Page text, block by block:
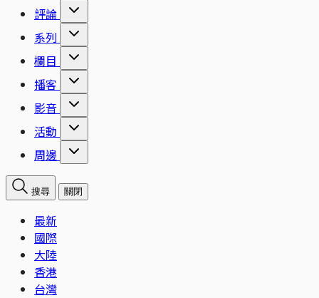
評論
系列
欄目
播客
影音
活動
周邊
搜尋 關閉
最新
國際
大陸
香港
台灣